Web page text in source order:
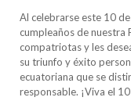
Al celebrarse este 10
cumpleaños de nuestra
compatriotas y les
su triunfo y éxito
ecuatoriana que se
responsable. ¡Viva el